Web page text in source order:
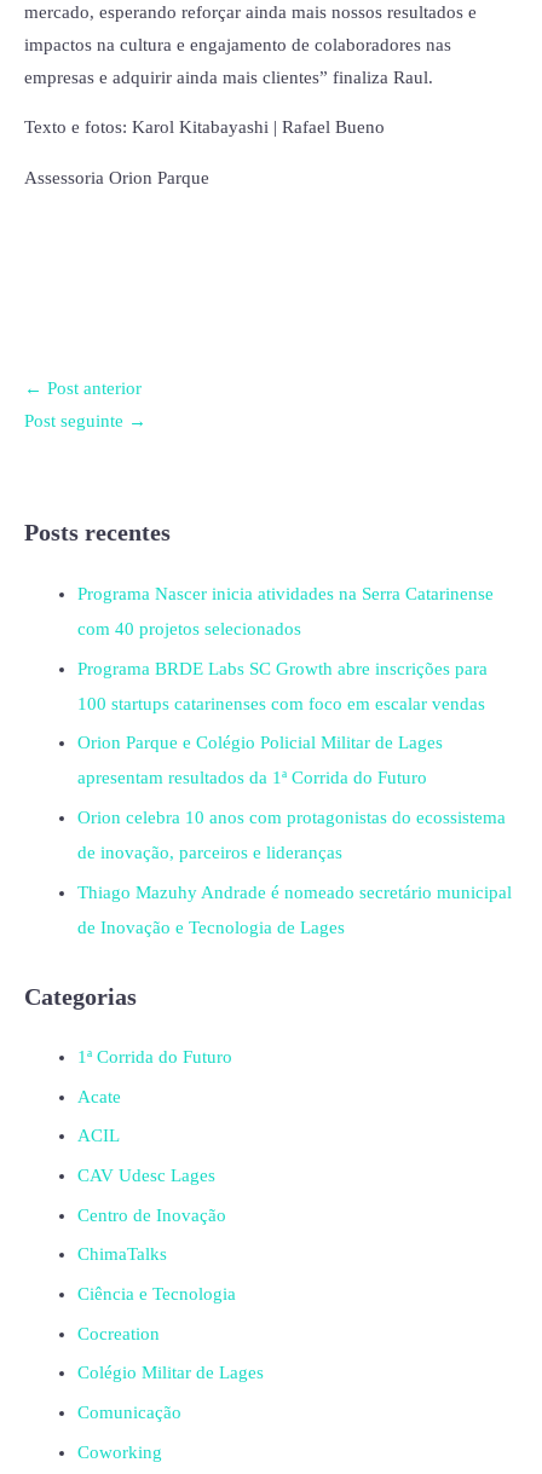
mercado, esperando reforçar ainda mais nossos resultados e
impactos na cultura e engajamento de colaboradores nas
empresas e adquirir ainda mais clientes” finaliza Raul.
Texto e fotos: Karol Kitabayashi | Rafael Bueno
Assessoria Orion Parque
← Post anterior
Post seguinte →
Posts recentes
Programa Nascer inicia atividades na Serra Catarinense
com 40 projetos selecionados
Programa BRDE Labs SC Growth abre inscrições para
100 startups catarinenses com foco em escalar vendas
Orion Parque e Colégio Policial Militar de Lages
apresentam resultados da 1ª Corrida do Futuro
Orion celebra 10 anos com protagonistas do ecossistema
de inovação, parceiros e lideranças
Thiago Mazuhy Andrade é nomeado secretário municipal
de Inovação e Tecnologia de Lages
Categorias
1ª Corrida do Futuro
Acate
ACIL
CAV Udesc Lages
Centro de Inovação
ChimaTalks
Ciência e Tecnologia
Cocreation
Colégio Militar de Lages
Comunicação
Coworking